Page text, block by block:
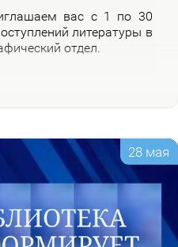
вас с 1 по 30
ли­те­ра­ту­ры в
от­дел.
28 мая